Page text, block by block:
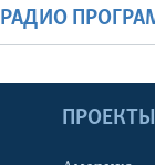
РАДИО
ПРОЕКТЫ